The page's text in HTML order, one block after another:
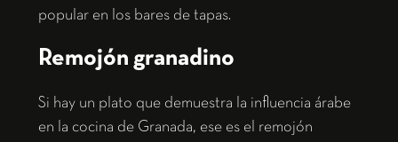
popular en los bares de tapas.
Remojón granadino
Si hay un plato que demuestra la influencia árabe
en la cocina de Granada, ese es el remojón